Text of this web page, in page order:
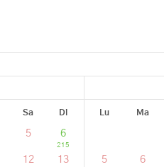
Sa Di
5 6
215
12 13
Lu Ma
5 6